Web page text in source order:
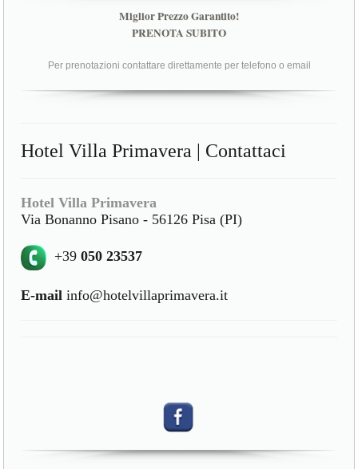
Miglior Prezzo Garantito!
PRENOTA SUBITO
Per prenotazioni contattare direttamente per telefono o email
Hotel Villa Primavera | Contattaci
Hotel Villa Primavera
Via Bonanno Pisano - 56126 Pisa (PI)
+39050 23537
E-mail info@hotelvillaprimavera.it